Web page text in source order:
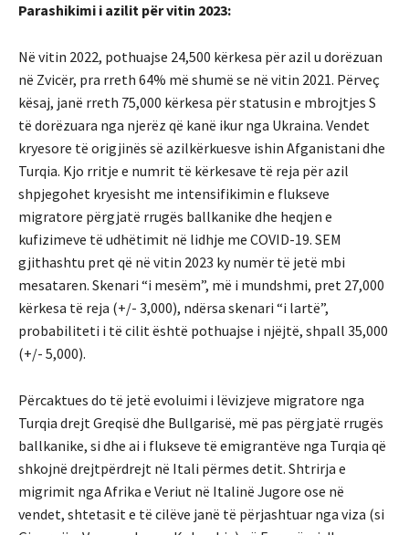
Parashikimi i azilit për vitin 2023:
Në vitin 2022, pothuajse 24,500 kërkesa për azil u dorëzuan
në Zvicër, pra rreth 64% më shumë se në vitin 2021. Përveç
kësaj, janë rreth 75,000 kërkesa për statusin e mbrojtjes S
të dorëzuara nga njerëz që kanë ikur nga Ukraina. Vendet
kryesore të origjinës së azilkërkuesve ishin Afganistani dhe
Turqia. Kjo rritje e numrit të kërkesave të reja për azil
shpjegohet kryesisht me intensifikimin e flukseve
migratore përgjatë rrugës ballkanike dhe heqjen e
kufizimeve të udhëtimit në lidhje me COVID-19. SEM
gjithashtu pret që në vitin 2023 ky numër të jetë mbi
mesataren. Skenari “i mesëm”, më i mundshmi, pret 27,000
kërkesa të reja (+/- 3,000), ndërsa skenari “i lartë”,
probabiliteti i të cilit është pothuajse i njëjtë, shpall 35,000
(+/- 5,000).
Përcaktues do të jetë evoluimi i lëvizjeve migratore nga
Turqia drejt Greqisë dhe Bullgarisë, më pas përgjatë rrugës
ballkanike, si dhe ai i flukseve të emigrantëve nga Turqia që
shkojnë drejtpërdrejt në Itali përmes detit. Shtrirja e
migrimit nga Afrika e Veriut në Italinë Jugore ose në
vendet, shtetasit e të cilëve janë të përjashtuar nga viza (si